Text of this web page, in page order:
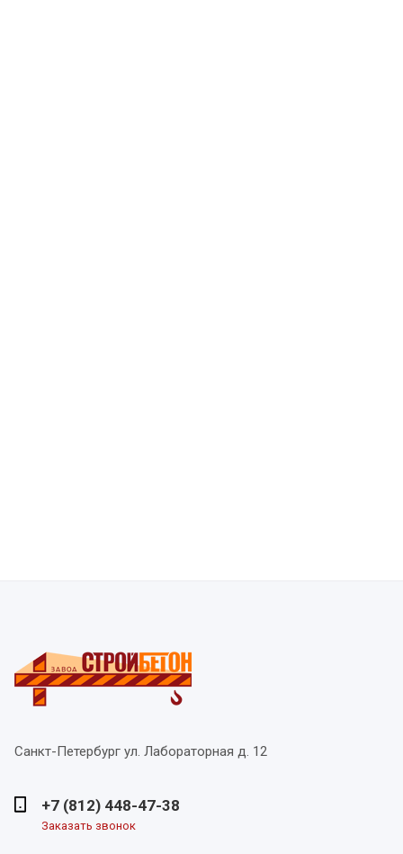
Санкт-Петербург ул. Лабораторная д. 12
+7 (812) 448-47-38
Заказать звонок